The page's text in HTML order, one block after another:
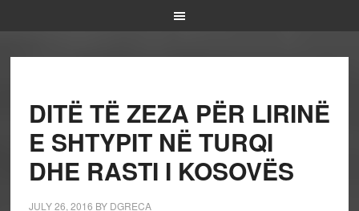
DITË TË ZEZA PËR LIRINË
E SHTYPIT NË TURQI
DHE RASTI I KOSOVËS
JULY 26, 2016 BY DGRECA